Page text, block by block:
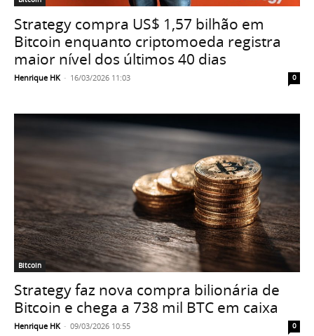
Strategy compra US$ 1,57 bilhão em
Bitcoin enquanto criptomoeda registra
maior nível dos últimos 40 dias
Henrique HK - 16/03/2026 11:03 0
Bitcoin
Strategy faz nova compra bilionária de
Bitcoin e chega a 738 mil BTC em caixa
Henrique HK - 09/03/2026 10:55 0